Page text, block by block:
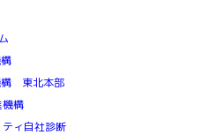
構 東北本部
構
ィ自社診断